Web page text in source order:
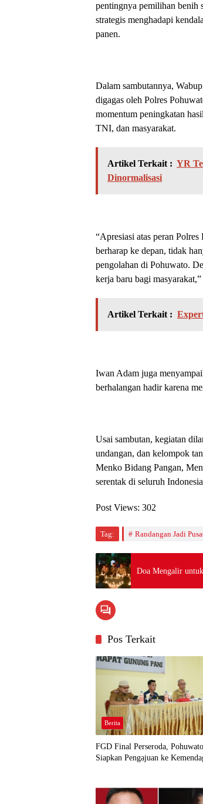
pentingnya pemilihan benih
strategis menghadapi
panen.
Dalam sambutannya,
digagas oleh Polres
momentum peningkatan
TNI, dan masyarakat.
Artikel Terkait : YR
Dinormalisasi
“Apresiasi atas peran
berharap ke depan, tidak
pengolahan di Pohuwato.
kerja baru bagi
Artikel Terkait :
Iwan Adam juga
berhalangan hadir karena
Usai sambutan, kegiatan
undangan, dan kelompok
Menko Bidang Pangan,
serentak di seluruh
Post Views: 302
Tag: Randangan Jadi
Doa Mengalir
Pos Terkait
Berita
FGD Final Perseroda, Pohuwato
Siapkan Pengajuan ke